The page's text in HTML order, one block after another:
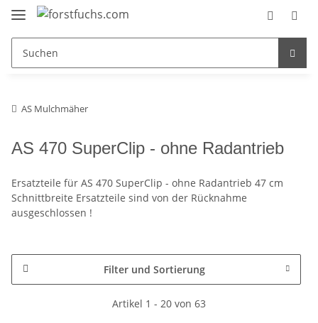
AS Mulchmäher
AS 470 SuperClip - ohne Radantrieb
Ersatzteile für AS 470 SuperClip - ohne Radantrieb 47 cm
Schnittbreite Ersatzteile sind von der Rücknahme
ausgeschlossen !
Filter und Sortierung
Artikel 1 - 20 von 63